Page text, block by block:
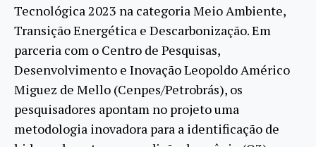
Tecnológica 2023 na categoria Meio Ambiente,
Transição Energética e Descarbonização. Em
parceria com o Centro de Pesquisas,
Desenvolvimento e Inovação Leopoldo Américo
Miguez de Mello (Cenpes/Petrobrás), os
pesquisadores apontam no projeto uma
metodologia inovadora para a identificação de